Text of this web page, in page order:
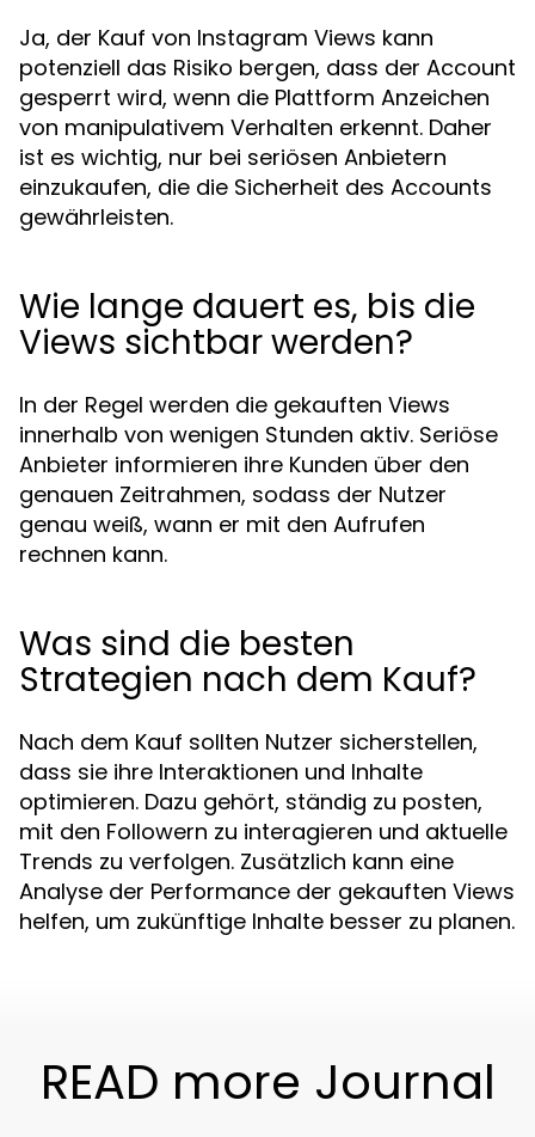
Ja, der Kauf von Instagram Views kann
potenziell das Risiko bergen, dass der Account
gesperrt wird, wenn die Plattform Anzeichen
von manipulativem Verhalten erkennt. Daher
ist es wichtig, nur bei seriösen Anbietern
einzukaufen, die die Sicherheit des Accounts
gewährleisten.
Wie lange dauert es, bis die
Views sichtbar werden?
In der Regel werden die gekauften Views
innerhalb von wenigen Stunden aktiv. Seriöse
Anbieter informieren ihre Kunden über den
genauen Zeitrahmen, sodass der Nutzer
genau weiß, wann er mit den Aufrufen
rechnen kann.
Was sind die besten
Strategien nach dem Kauf?
Nach dem Kauf sollten Nutzer sicherstellen,
dass sie ihre Interaktionen und Inhalte
optimieren. Dazu gehört, ständig zu posten,
mit den Followern zu interagieren und aktuelle
Trends zu verfolgen. Zusätzlich kann eine
Analyse der Performance der gekauften Views
helfen, um zukünftige Inhalte besser zu planen.
READ more Journal